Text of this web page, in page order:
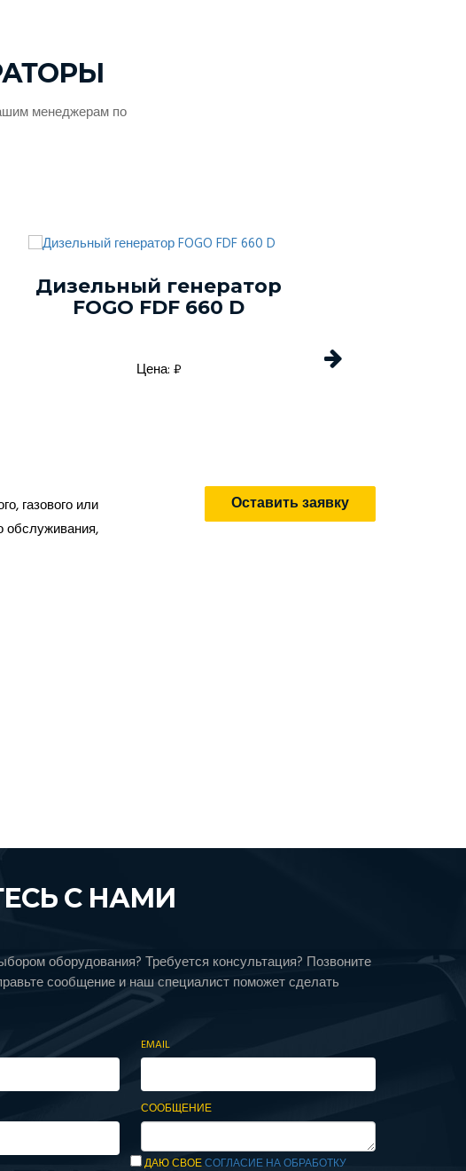
менеджерам по
Дизельный генератор
FOGO FDF 660 D
Цена: ₽
газового или
обслуживания,
Оставить заявку
С НАМИ
оборудования? Требуется консультация? Позвоните
сообщение и наш специалист поможет сделать
EMAIL
СООБЩЕНИЕ
ДАЮ СВОЕСОГЛАСИЕ НА ОБРАБОТКУ